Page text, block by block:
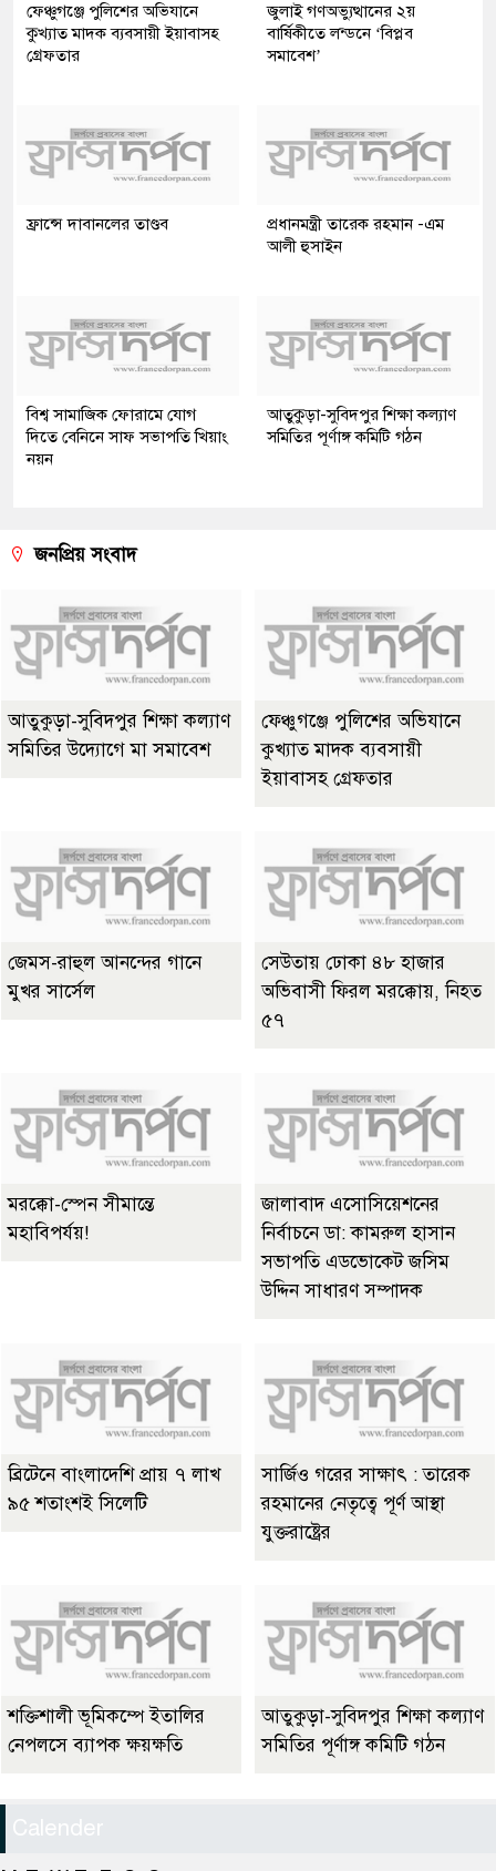
ফেঞ্চুগঞ্জে পুলিশের অভিযানে
কুখ্যাত মাদক ব্যবসায়ী ইয়াবাসহ
গ্রেফতার
জুলাই গণঅভ্যুত্থানের ২য়
বার্ষিকীতে লন্ডনে ‘বিপ্লব
সমাবেশ’
ফ্রান্সে দাবানলের তাণ্ডব
প্রধানমন্ত্রী তারেক রহমান -এম
আলী হুসাইন
বিশ্ব সামাজিক ফোরামে যোগ
দিতে বেনিনে সাফ সভাপতি খিয়াং
নয়ন
আতুকুড়া-সুবিদপুর শিক্ষা কল্যাণ
সমিতির পূর্ণাঙ্গ কমিটি গঠন
জনপ্রিয় সংবাদ
আতুকুড়া-সুবিদপুর শিক্ষা কল্যাণ
সমিতির উদ্যোগে মা সমাবেশ
ফেঞ্চুগঞ্জে পুলিশের অভিযানে
কুখ্যাত মাদক ব্যবসায়ী
ইয়াবাসহ গ্রেফতার
জেমস-রাহুল আনন্দের গানে
মুখর সার্সেল
সেউতায় ঢোকা ৪৮ হাজার
অভিবাসী ফিরল মরক্কোয়, নিহত
৫৭
মরক্কো-স্পেন সীমান্তে
মহাবিপর্যয়!
জালাবাদ এসোসিয়েশনের
নির্বাচনে ডা: কামরুল হাসান
সভাপতি এডভোকেট জসিম
উদ্দিন সাধারণ সম্পাদক
ব্রিটেনে বাংলাদেশি প্রায় ৭ লাখ
৯৫ শতাংশই সিলেটি
সার্জিও গরের সাক্ষাৎ : তারেক
রহমানের নেতৃত্বে পূর্ণ আস্থা
যুক্তরাষ্ট্রের
শক্তিশালী ভূমিকম্পে ইতালির
নেপলসে ব্যাপক ক্ষয়ক্ষতি
আতুকুড়া-সুবিদপুর শিক্ষা কল্যাণ
সমিতির পূর্ণাঙ্গ কমিটি গঠন
Calender